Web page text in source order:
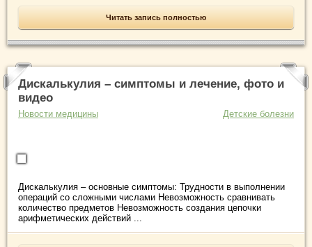
Читать запись полностью
Дискалькулия – симптомы и лечение, фото и
видео
Новости медицины Детские болезни
Дискалькулия – основные симптомы: Трудности в выполнении
операций со сложными числами Невозможность сравнивать
количество предметов Невозможность создания цепочки
арифметических действий ...